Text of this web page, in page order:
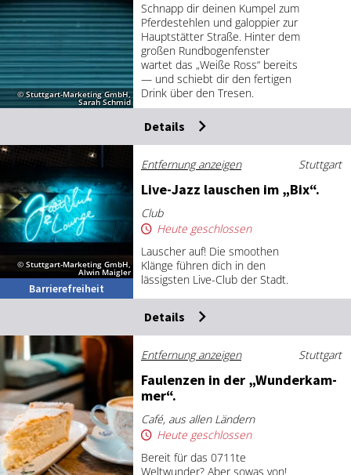
© Stuttgart-Marketing GmbH,
Sarah Schmid
Schnapp dir deinen Kumpel zum
Pferdestehlen und galoppier zur
Hauptstätter Straße. Hinter dem
großen Rundbogenfenster
wartet das „Weiße Ross“ bereits
— und schiebt dir den fertigen
Drink über den Tresen.
Details
© Stuttgart-Marketing GmbH,
Alwin Maigler
Barrierefreiheit
Entfernung anzeigen Stuttgart
Li­ve-Jazz lau­schen im „Bix“.
Club
Heute geschlossen
Lauscher auf! Die smoothen
Klänge führen dich in den
lässigsten Live-Club der Stadt.
Details
Entfernung anzeigen Stuttgart
Fau­len­zen in der „Wun­der­kam­
mer“.
Café, aus allen Ländern
Heute geschlossen
Bereit für das 0711te
Weltwunder? Aber sowas von!